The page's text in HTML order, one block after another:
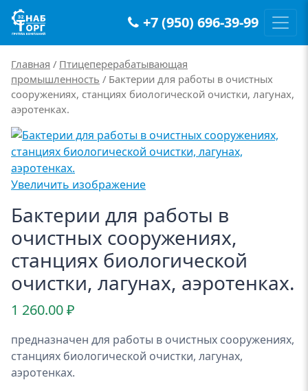
Main Navigation +7 (950) 696-39-99
Главная / Птицеперерабатывающая
промышленность / Бактерии для работы в очистных
сооружениях, станциях биологической очистки, лагунах,
аэротенках.
Увеличить изображение
Бактерии для работы в
очистных сооружениях,
станциях биологической
очистки, лагунах, аэротенках.
1 260.00₽
предназначен для работы в очистных сооружениях,
станциях биологической очистки, лагунах,
аэротенках.